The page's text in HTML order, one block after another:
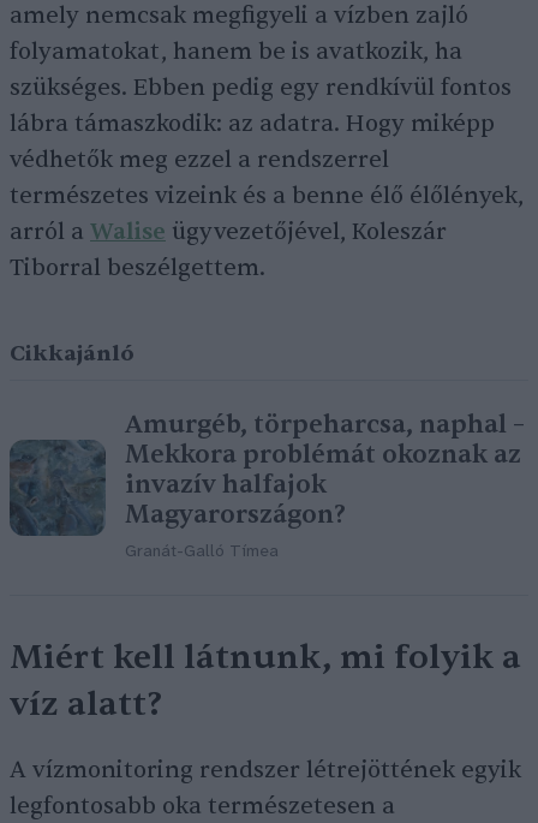
amely nemcsak megfigyeli a vízben zajló
folyamatokat, hanem be is avatkozik, ha
szükséges. Ebben pedig egy rendkívül fontos
lábra támaszkodik: az adatra. Hogy miképp
védhetők meg ezzel a rendszerrel
természetes vizeink és a benne élő élőlények,
arról a Walise ügyvezetőjével, Koleszár
Tiborral beszélgettem.
Cikkajánló
Amurgéb, törpeharcsa, naphal –
Mekkora problémát okoznak az
invazív halfajok
Magyarországon?
Granát-Galló Tímea
Miért kell látnunk, mi folyik a
víz alatt?
A vízmonitoring rendszer létrejöttének egyik
legfontosabb oka természetesen a